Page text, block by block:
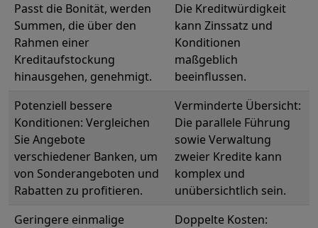
Passt die Bonität, werden
Summen, die über den
Rahmen einer
Kreditaufstockung
hinausgehen, genehmigt.
Die Kreditwürdigkeit
kann Zinssatz und
Konditionen
maßgeblich
beeinflussen.
Potenziell bessere
Konditionen: Vergleichen
Sie Angebote
verschiedener Banken, um
von Sonderangeboten und
Rabatten zu profitieren.
Verminderte Übersicht:
Die parallele Führung
sowie Verwaltung
zweier Kredite kann
komplex und
unübersichtlich sein.
Geringere einmalige
Doppelte Kosten: